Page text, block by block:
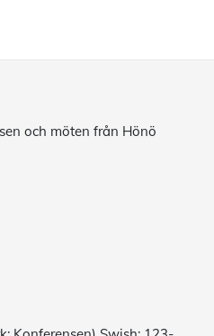
och möten från Hönö